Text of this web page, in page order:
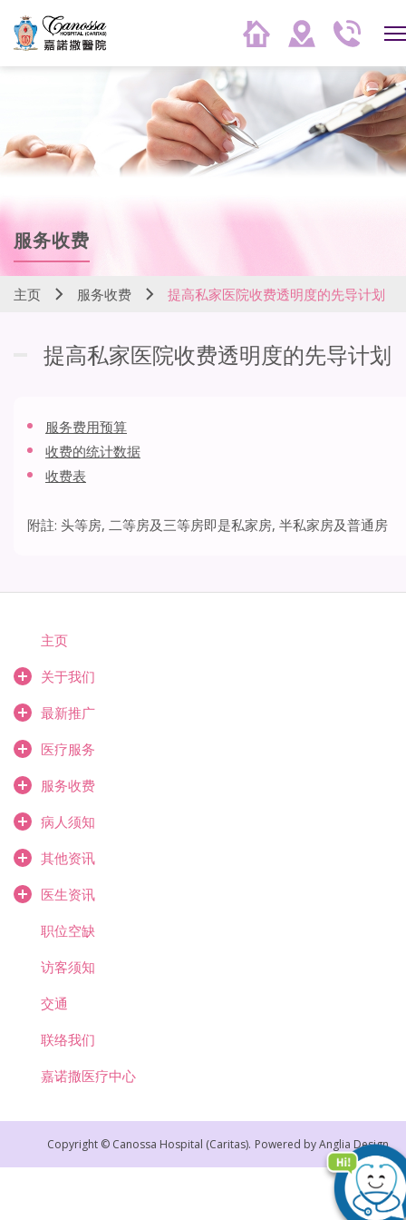
服务收费
主页 服务收费 提高私家医院收费透明度的先导计划
提高私家医院收费透明度的先导计划
服务费用预算
收费的统计数据
收费表
附註: 头等房, 二等房及三等房即是私家房, 半私家房及普通房
主页
关于我们
最新推广
医疗服务
服务收费
病人须知
其他资讯
医生资讯
职位空缺
访客须知
交通
联络我们
嘉诺撒医疗中心
Copyright © Canossa Hospital (Caritas). Powered byAnglia Design